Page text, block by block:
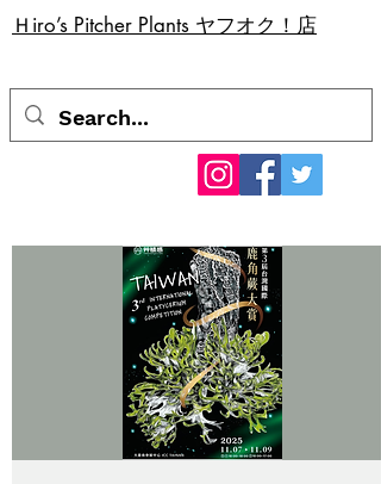
​Ｈiro’s Pitcher Plants ヤフオク！店